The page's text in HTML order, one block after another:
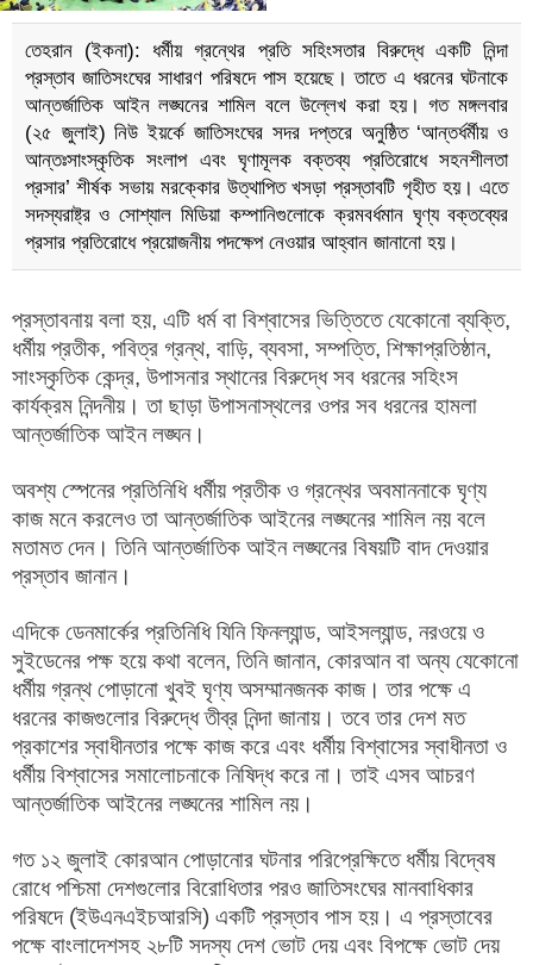
তেহরান (ইকনা): ধর্মীয় গ্রন্থের প্রতি সহিংসতার বিরুদ্ধে একটি নিন্দা
প্রস্তাব জাতিসংঘের সাধারণ পরিষদে পাস হয়েছে। তাতে এ ধরনের ঘটনাকে
আন্তর্জাতিক আইন লঙ্ঘনের শামিল বলে উল্লেখ করা হয়। গত মঙ্গলবার
(২৫ জুলাই) নিউ ইয়র্কে জাতিসংঘের সদর দপ্তরে অনুষ্ঠিত ‘আন্তর্ধর্মীয় ও
আন্তঃসাংস্কৃতিক সংলাপ এবং ঘৃণামূলক বক্তব্য প্রতিরোধে সহনশীলতা
প্রসার’ শীর্ষক সভায় মরক্কোর উত্থাপিত খসড়া প্রস্তাবটি গৃহীত হয়। এতে
সদস্যরাষ্ট্র ও সোশ্যাল মিডিয়া কম্পানিগুলোকে ক্রমবর্ধমান ঘৃণ্য বক্তব্যের
প্রসার প্রতিরোধে প্রয়োজনীয় পদক্ষেপ নেওয়ার আহ্বান জানানো হয়।
প্রস্তাবনায় বলা হয়, এটি ধর্ম বা বিশ্বাসের ভিত্তিতে যেকোনো ব্যক্তি,
ধর্মীয় প্রতীক, পবিত্র গ্রন্থ, বাড়ি, ব্যবসা, সম্পত্তি, শিক্ষাপ্রতিষ্ঠান,
সাংস্কৃতিক কেন্দ্র, উপাসনার স্থানের বিরুদ্ধে সব ধরনের সহিংস
কার্যক্রম নিন্দনীয়। তা ছাড়া উপাসনাস্থলের ওপর সব ধরনের হামলা
আন্তর্জাতিক আইন লঙ্ঘন।
অবশ্য স্পেনের প্রতিনিধি ধর্মীয় প্রতীক ও গ্রন্থের অবমাননাকে ঘৃণ্য
কাজ মনে করলেও তা আন্তর্জাতিক আইনের লঙ্ঘনের শামিল নয় বলে
মতামত দেন। তিনি আন্তর্জাতিক আইন লঙ্ঘনের বিষয়টি বাদ দেওয়ার
প্রস্তাব জানান।
এদিকে ডেনমার্কের প্রতিনিধি যিনি ফিনল্যান্ড, আইসল্যান্ড, নরওয়ে ও
সুইডেনের পক্ষ হয়ে কথা বলেন, তিনি জানান, কোরআন বা অন্য যেকোনো
ধর্মীয় গ্রন্থ পোড়ানো খুবই ঘৃণ্য অসম্মানজনক কাজ। তার পক্ষে এ
ধরনের কাজগুলোর বিরুদ্ধে তীব্র নিন্দা জানায়। তবে তার দেশ মত
প্রকাশের স্বাধীনতার পক্ষে কাজ করে এবং ধর্মীয় বিশ্বাসের স্বাধীনতা ও
ধর্মীয় বিশ্বাসের সমালোচনাকে নিষিদ্ধ করে না। তাই এসব আচরণ
আন্তর্জাতিক আইনের লঙ্ঘনের শামিল নয়।
গত ১২ জুলাই কোরআন পোড়ানোর ঘটনার পরিপ্রেক্ষিতে ধর্মীয় বিদ্বেষ
রোধে পশ্চিমা দেশগুলোর বিরোধিতার পরও জাতিসংঘের মানবাধিকার
পরিষদে (ইউএনএইচআরসি) একটি প্রস্তাব পাস হয়। এ প্রস্তাবের
পক্ষে বাংলাদেশসহ ২৮টি সদস্য দেশ ভোট দেয় এবং বিপক্ষে ভোট দেয়